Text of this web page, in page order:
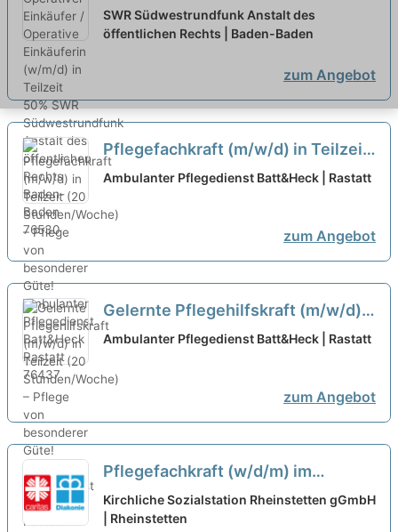
Einkäuferin (w/m/d) in Teilzeit 50%
neu
SWR Südwestrundfunk Anstalt des
öffentlichen Rechts | Baden-Baden
zum Angebot
Pflegefachkraft (m/w/d) in Teilzeit
(20 Stunden/Woche) – Pflege von
Ambulanter Pflegedienst Batt&Heck | Rastatt
zum Angebot
Gelernte Pflegehilfskraft (m/w/d)
in Teilzeit (20 Stunden/Woche) –
Ambulanter Pflegedienst Batt&Heck | Rastatt
zum Angebot
Pflegefachkraft (w/d/m) im
Frühdienst in Teilzeit - Komm in
unser motiviertes Team!
Kirchliche Sozialstation Rheinstetten gGmbH
| Rheinstetten